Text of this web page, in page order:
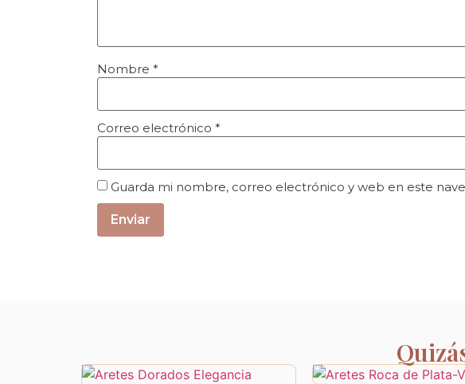
Nombre *
Correo electrónico *
Guarda mi nombre, correo electrónico y web en este